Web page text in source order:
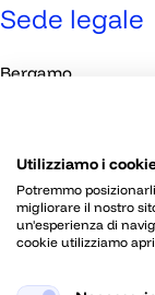
Sede legale
Bergamo
Contatti
030 2395802
Utilizziamo i
Potremmo
migliorare il nostro
un'esperienza di
cookie utilizziamo